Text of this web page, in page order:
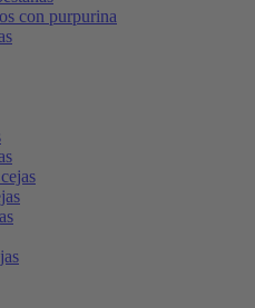
con purpurina